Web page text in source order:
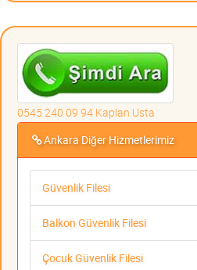
0545 240 09 94 Kaplan Usta
Ankara Diğer Hizmetlerimiz
Güvenlik Filesi
Balkon Güvenlik Filesi
Çocuk Güvenlik Filesi